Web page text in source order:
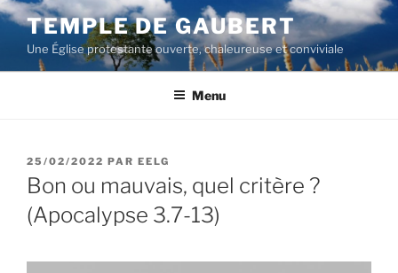
Aller
contenu
principal
TEMPLE DE GAUBERT
Une Église protestante ouverte, chaleureuse et conviviale
Menu
PUBLIÉ
LE
25/02/2022 PAR EELG
Bon ou mauvais, quel critère ?
(Apocalypse 3.7-13)